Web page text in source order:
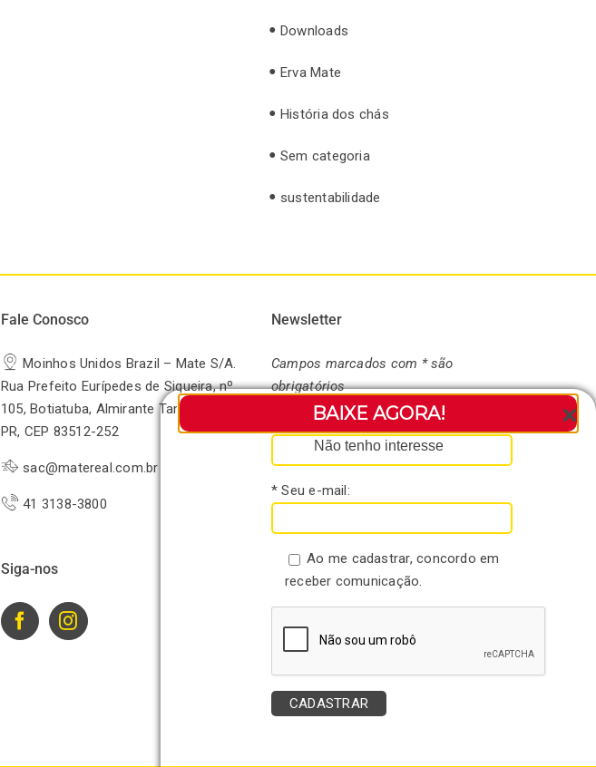
BAIXE AGORA!
Não tenho interesse
Downloads
Erva Mate
História dos chás
Sem categoria
sustentabilidade
Fale Conosco
Moinhos Unidos Brazil – Mate S/A.
Rua Prefeito Eurípedes de Siqueira, nº
105, Botiatuba, Almirante Tamandaré-
PR, CEP 83512-252
sac@matereal.com.br
41 3138-3800
Siga-nos
Newsletter
Campos marcados com * são
obrigatórios
* Seu nome:
* Seu e-mail:
Ao me cadastrar, concordo em
receber comunicação.